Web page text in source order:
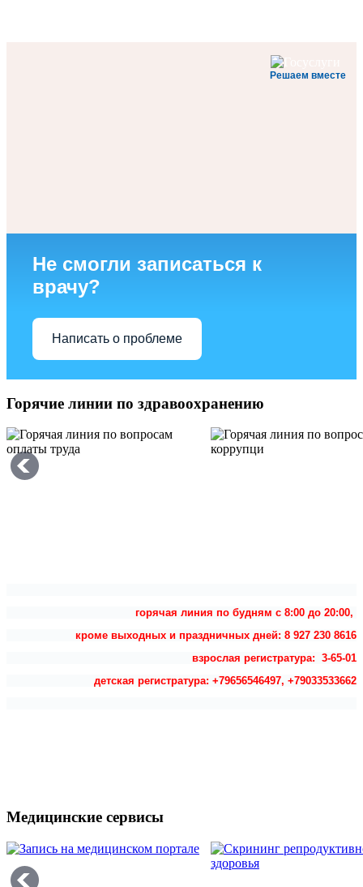
Решаем вместе
Не смогли записаться к
врачу?
Написать о проблеме
Горячие линии по здравоохранению
горячая линия по будням с 8:00 до 20:00,
кроме выходных и праздничных дней: 8 927 230 8616
взрослая регистратура: 3-65-01
детская регистратура: +79656546497, +79033533662
Медицинские сервисы